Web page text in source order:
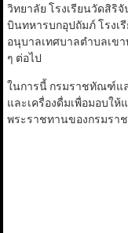
วิทยาลัย โรงเรียนวัดสิริ
บินทหารบกอุปถัมภ์ โรงเ
อนุบาลเทศบาลตำบลเข
ๆ ต่อไป
ในการนี้ กรมราชทัณฑ์แ
และเครื่องดื่มเพื่อมอบใ
พระราชทานของกรมรา